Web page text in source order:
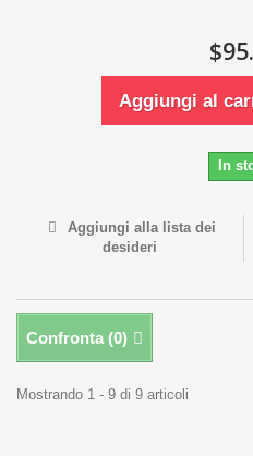
Aggiungi al
In
Aggiungi alla lista dei
desideri
Confronta (0)
Mostrando 1 - 9 di 9 articoli